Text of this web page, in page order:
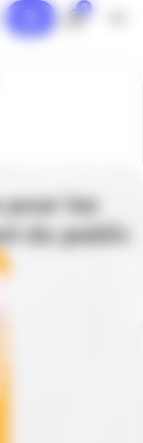
0
pour les
du public